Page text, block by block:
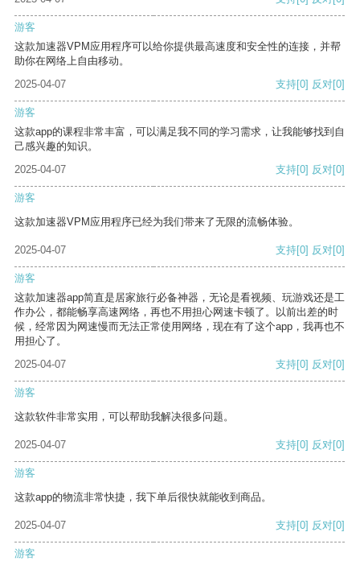
游客
这款加速器VPM应用程序可以给你提供最高速度和安全性的连接，并帮
助你在网络上自由移动。
2025-04-07
支持[0] 反对[0]
游客
这款app的课程非常丰富，可以满足我不同的学习需求，让我能够找到自
己感兴趣的知识。
2025-04-07
支持[0] 反对[0]
游客
这款加速器VPM应用程序已经为我们带来了无限的流畅体验。
2025-04-07 支持[0] 反对[0]
游客
这款加速器app简直是居家旅行必备神器，无论是看视频、玩游戏还是工
作办公，都能畅享高速网络，再也不用担心网速卡顿了。以前出差的时
候，经常因为网速慢而无法正常使用网络，现在有了这个app，我再也不
用担心了。
2025-04-07
支持[0] 反对[0]
游客
这款软件非常实用，可以帮助我解决很多问题。
2025-04-07 支持[0] 反对[0]
游客
这款app的物流非常快捷，我下单后很快就能收到商品。
2025-04-07 支持[0] 反对[0]
游客